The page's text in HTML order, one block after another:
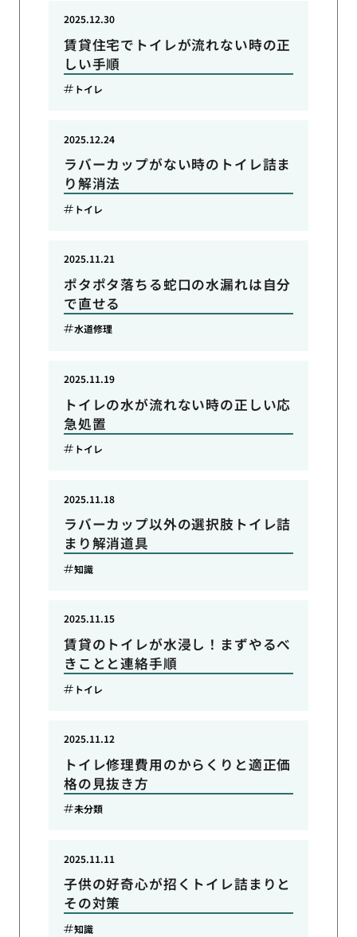
賃貸住宅でトイレが流れない時の正
しい手順
2025.12.30
トイレ
ラバーカップがない時のトイレ詰ま
り解消法
2025.12.24
トイレ
ポタポタ落ちる蛇口の水漏れは自分
で直せる
2025.11.21
水道修理
トイレの水が流れない時の正しい応
急処置
2025.11.19
トイレ
ラバーカップ以外の選択肢トイレ詰
まり解消道具
2025.11.18
知識
賃貸のトイレが水浸し！まずやるべ
きことと連絡手順
2025.11.15
トイレ
トイレ修理費用のからくりと適正価
格の見抜き方
2025.11.12
未分類
子供の好奇心が招くトイレ詰まりと
その対策
2025.11.11
知識